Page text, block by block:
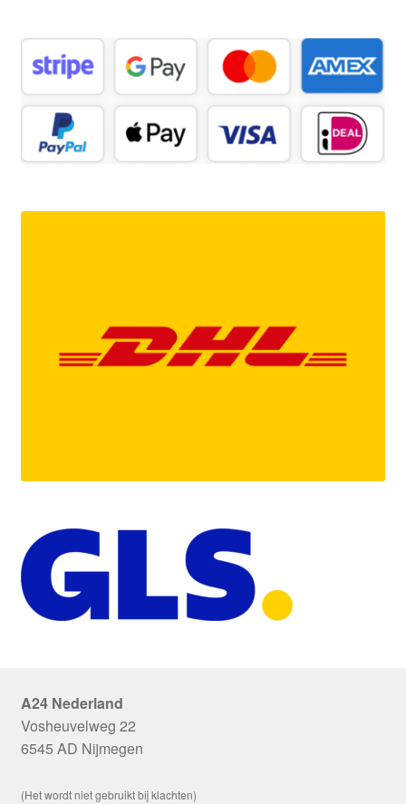
A24 Nederland
Vosheuvelweg 22
6545 AD Nijmegen
(Het wordt niet gebruikt bij klachten)